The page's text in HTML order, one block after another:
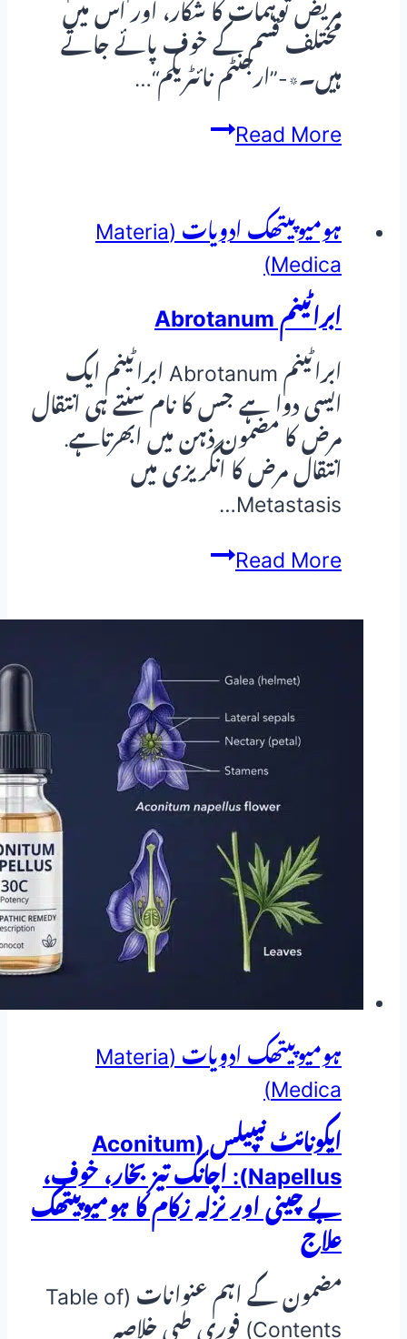
مریض توہمات کا شکار، اور اس میں
مختلف قسم کے خوف پائے جاتے
ہیں۔٭-”ارجنٹم نائٹریکم“…
Read Moreارجنٹم
ہومیوپیتھک ادویات (Materia
Medica)
ابراٹینم Abrotanum
ابراٹینم Abrotanum ابراٹینم ایک
ایسی دوا ہے جس کا نام سنتے ہی انتقال
مرض کا مضمون ذہن میں ابھرتاہے.
انتقال مرض کا انگریزی میں
Metastasis…
Read Moreابراٹینم
ہومیوپیتھک ادویات (Materia
Medica)
ایکونائٹ نیپیلس (Aconitum
Napellus): اچانک تیز بخار، خوف،
بے چینی اور نزلہ زکام کا ہومیوپیتھک
علاج
مضمون کے اہم عنوانات (Table of
Contents) فوری طبی خلاصہ